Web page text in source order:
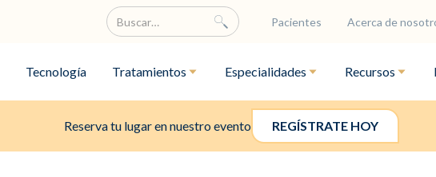
Pacientes Acerca de
Tecnología Tratamientos Especialidades Recursos
Reserva tu lugar en nuestro evento REGÍSTRATE HOY